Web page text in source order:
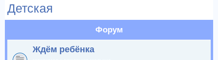
Детская
Форум
Ждём ребёнка